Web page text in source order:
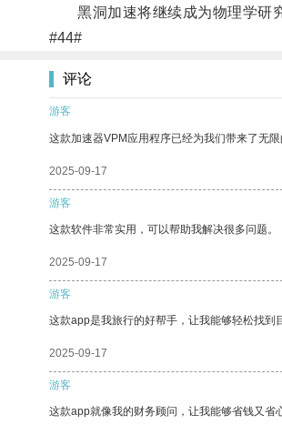
黑洞加速将继续成为物理学研究
#44#
评论
游客
这款加速器VPM应用程序已经为我们带来了无限
2025-09-17
游客
这款软件非常实用，可以帮助我解决很多问题。
2025-09-17
游客
这款app是我旅行的好帮手，让我能够轻松找到
2025-09-17
游客
这款app就像我的财务顾问，让我能够省钱又省